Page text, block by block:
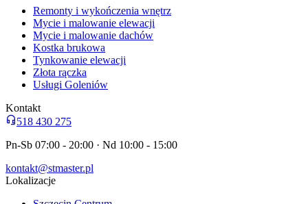
Remonty i wykończenia wnętrz
Mycie i malowanie elewacji
Mycie i malowanie dachów
Kostka brukowa
Tynkowanie elewacji
Złota rączka
Usługi Goleniów
Kontakt
518 430 275
Pn-Sb 07:00 - 20:00 · Nd 10:00 - 15:00
kontakt@stmaster.pl
Lokalizacje